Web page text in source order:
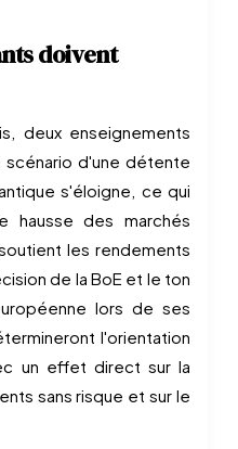
doivent
deux enseignements
d'une détente
s'éloigne, ce qui
hausse des marchés
les rendements
de la BoE et le ton
lors de ses
l'orientation
un effet direct sur la
sans risque et sur le